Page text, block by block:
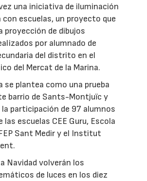
una iniciativa de iluminación
escuelas, un proyecto que
proyección de dibujos
por alumnado de
del distrito en el
del Mercat de la Marina.
se plantea como una prueba
barrio de Sants-Montjuïc y
participación de 97 alumnos
las escuelas CEE Guru, Escola
Sant Medir y el Institut
Navidad volverán los
de luces en los diez